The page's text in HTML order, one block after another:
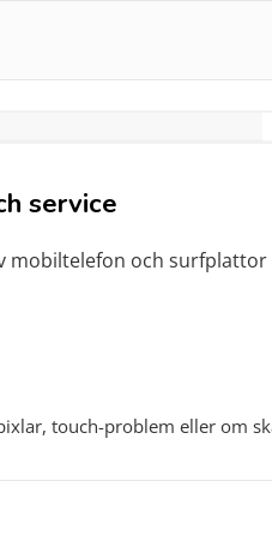
service
mobiltelefon och
touch-problem eller om